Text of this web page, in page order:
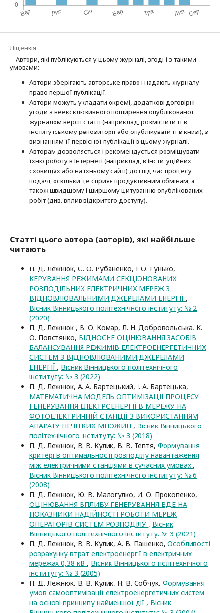
Ліцензія
Автори, які публікуються у цьому журналі, згодні з такими
умовами:
Автори зберігають авторське право і надають журналу
право першої публі­кації.
Автори можуть укладати окремі, додат­кові договірні
угоди з неексклюзив­ного поширення опублікованої
журналом версії статті (наприклад, розмістити її в
інститутському репозиторії або опубліку­вати її в книзі), з
визнанням її первісної публікації в цьому журналі.
Авторам дозволяється і рекомендується розміщувати
їхню роботу в Інтернеті (наприклад, в інституційних
сховищах або на їхньому сайті) до і під час процесу
подачі, оскільки це сприяє продуктивним обмінам, а
також швидшому і ширшому цитуванню опубліко­ва­них
робіт (див. вплив відкритого доступу).
Статті цього автора (авторів), які найбільше
читають
П. Д. Лежнюк, О. О. Рубаненко, І. О. Гунько,
КЕРУВАННЯ РЕЖИМАМИ СЕКЦІОНОВАНИХ
РОЗПОДІЛЬНИХ ЕЛЕКТРИЧНИХ МЕРЕЖ З
ВІДНОВЛЮВАЛЬНИМИ ДЖЕРЕЛАМИ ЕНЕРГІЇ ,
Вісник Вінницького політехнічного інституту: № 2
(2020)
П. Д. Лежнюк , В. О. Комар, Л. Н. Добровольська, К.
О. Повстянко, ВІДНОСНЕ ОЦІНЮВАННЯ ЗАСОБІВ
БАЛАНСУВАННЯ РЕЖИМІВ ЕЛЕКТРОЕНЕРГЕТИЧНИХ
СИСТЕМ З ВІДНОВЛЮВАНИМИ ДЖЕРЕЛАМИ
ЕНЕРГІЇ , Вісник Вінницького політехнічного
інституту: № 3 (2022)
П. Д. Лежнюк, А. А. Бартецький, І. А. Бартецька,
МАТЕМАТИЧНА МОДЕЛЬ ОПТИМІЗАЦІЇ ПРОЦЕСУ
ГЕНЕРУВАННЯ ЕЛЕКТРОЕНЕРГІЇ В МЕРЕЖУ НА
ФОТОЕЛЕКТРИЧНІЙ СТАНЦІЇ З ВИКОРИСТАННЯМ
АПАРАТУ НЕЧІТКИХ МНОЖИН , Вісник Вінницького
політехнічного інституту: № 3 (2018)
П. Д. Лежнюк, В. В. Кулик, В. В. Тептя, Формування
критеріїв оптимальності розподілу навантаження
між електричними станціями в сучасних умовах ,
Вісник Вінницького політехнічного інституту: № 6
(2008)
П. Д. Лежнюк, Ю. В. Малогулко, И. О. Прокопенко,
ОЦІНЮВАННЯ ВПЛИВУ ГЕНЕРУВАННЯ ВДЕ НА
ПОКАЗНИКИ НАДІЙНОСТІ РОБОТИ МЕРЕЖ
ОПЕРАТОРІВ СИСТЕМ РОЗПОДІЛУ , Вісник
Вінницького політехнічного інституту: № 3 (2021)
П. Д. Лежнюк, В. В. Кулик, А. В. Пашенко, Особливості
розрахунку втрат електроенергії в електричних
мережах 0,38 кВ , Вісник Вінницького політехнічного
інституту: № 3 (2005)
П. Д. Лежнюк, В. В. Кулик, Н. В. Собчук, Формування
умов самооптимізації електроенергетичних систем
на основі принципу найменшої дії , Вісник